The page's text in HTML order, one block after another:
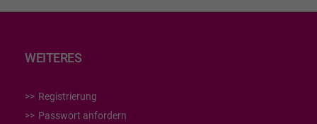
WEITERES
Registrierung
Passwort anfordern